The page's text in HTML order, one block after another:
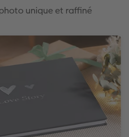
unique et raffiné